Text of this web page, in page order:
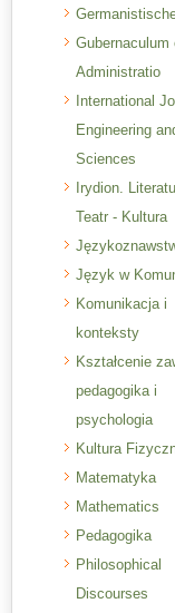
Gubernaculum
Administratio
International
Engineering
Sciences
Irydion.
Teatr - Kultura
Język w
Komunikacja i
konteksty
Kształcenie
pedagogika i
psychologia
Kultura
Matematyka
Mathematics
Pedagogika
Philosophical
Discourses